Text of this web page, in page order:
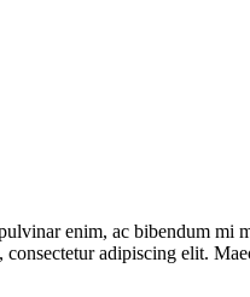
enim, ac bibendum mi
adipiscing elit.